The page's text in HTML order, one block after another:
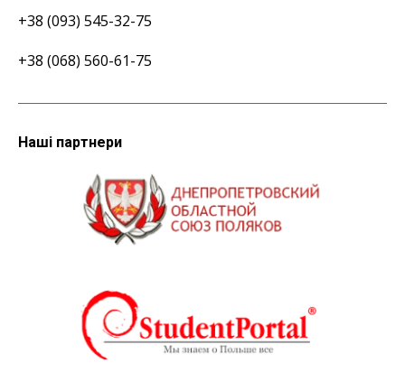
+38 (093) 545-32-75
+38 (068) 560-61-75
Наші партнери